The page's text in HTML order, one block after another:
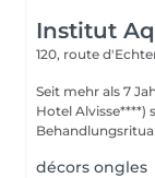
Institut
120, route
Seit mehr als 7
Hotel Alvisse****)
décors ongles